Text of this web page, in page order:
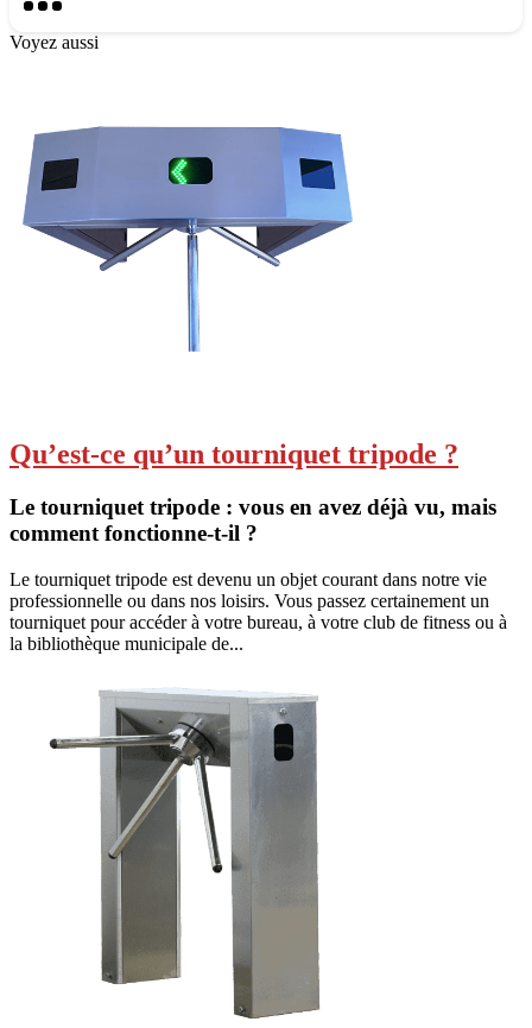
Voyez aussi
Qu’est-ce qu’un tourniquet tripode ?
Le tourniquet tripode : vous en avez déjà vu, mais
comment fonctionne-t-il ?
Le tourniquet tripode est devenu un objet courant dans notre vie
professionnelle ou dans nos loisirs. Vous passez certainement un
tourniquet pour accéder à votre bureau, à votre club de fitness ou à
la bibliothèque municipale de...